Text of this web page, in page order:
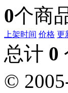
0个商
上架时间 价格 更
总计 0
©